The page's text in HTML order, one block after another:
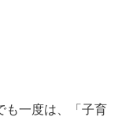
も一度は、「子育